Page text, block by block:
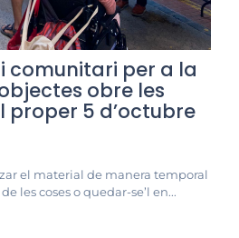
comunitari per a la
obre les
proper 5 d’octubre
el material de manera temporal
les coses o quedar-se’l en...